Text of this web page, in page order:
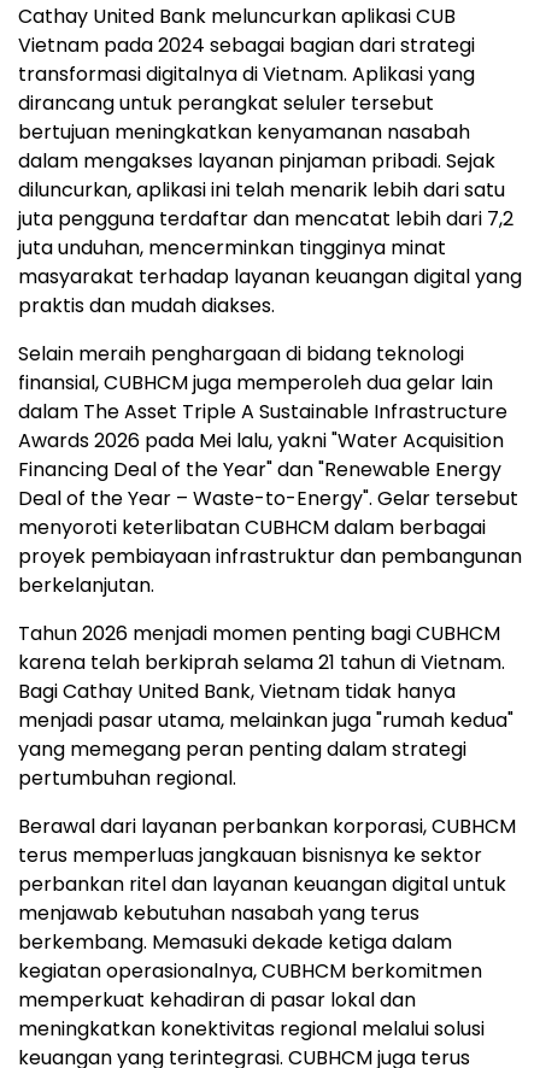
Cathay United Bank meluncurkan aplikasi CUB
Vietnam pada 2024 sebagai bagian dari strategi
transformasi digitalnya di Vietnam. Aplikasi yang
dirancang untuk perangkat seluler tersebut
bertujuan meningkatkan kenyamanan nasabah
dalam mengakses layanan pinjaman pribadi. Sejak
diluncurkan, aplikasi ini telah menarik lebih dari satu
juta pengguna terdaftar dan mencatat lebih dari 7,2
juta unduhan, mencerminkan tingginya minat
masyarakat terhadap layanan keuangan digital yang
praktis dan mudah diakses.
Selain meraih penghargaan di bidang teknologi
finansial, CUBHCM juga memperoleh dua gelar lain
dalam The Asset Triple A Sustainable Infrastructure
Awards 2026 pada Mei lalu, yakni "Water Acquisition
Financing Deal of the Year" dan "Renewable Energy
Deal of the Year – Waste-to-Energy". Gelar tersebut
menyoroti keterlibatan CUBHCM dalam berbagai
proyek pembiayaan infrastruktur dan pembangunan
berkelanjutan.
Tahun 2026 menjadi momen penting bagi CUBHCM
karena telah berkiprah selama 21 tahun di Vietnam.
Bagi Cathay United Bank, Vietnam tidak hanya
menjadi pasar utama, melainkan juga "rumah kedua"
yang memegang peran penting dalam strategi
pertumbuhan regional.
Berawal dari layanan perbankan korporasi, CUBHCM
terus memperluas jangkauan bisnisnya ke sektor
perbankan ritel dan layanan keuangan digital untuk
menjawab kebutuhan nasabah yang terus
berkembang. Memasuki dekade ketiga dalam
kegiatan operasionalnya, CUBHCM berkomitmen
memperkuat kehadiran di pasar lokal dan
meningkatkan konektivitas regional melalui solusi
keuangan yang terintegrasi. CUBHCM juga terus